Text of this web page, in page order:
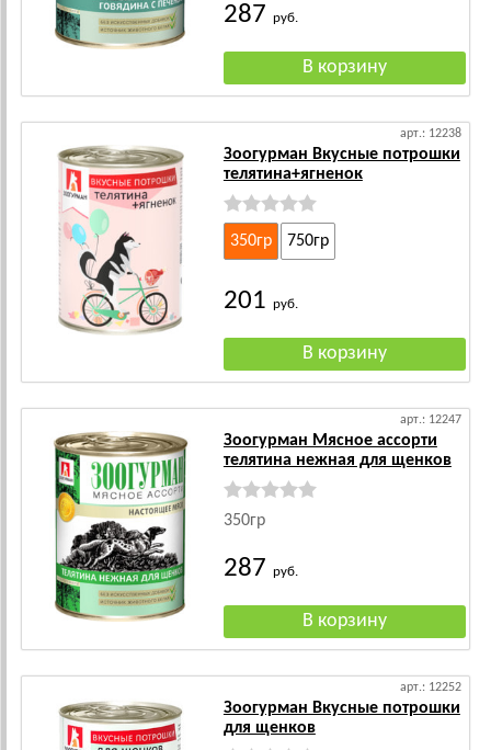
287 руб.
арт.: 12238
Зоогурман Вкусные потрошки
телятина+ягненок
350гр 750гр
201 руб.
арт.: 12247
Зоогурман Мясное ассорти
телятина нежная для щенков
350гр
287 руб.
арт.: 12252
Зоогурман Вкусные потрошки
для щенков